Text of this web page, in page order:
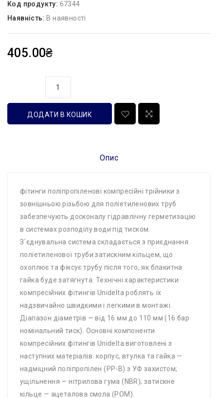
Код продукту: 67344
Наявність: В наявності
405.00₴
ДОДАТИ В КОШИК
Опис
фітинги поліпропіленові компресійні трійники з
зовнішньою різьбою для поліетиленових труб
забезпечують досконалу гідравлічну герметизацію
в системах розподілу води під тиском.
З`єднувальна система складається з приєднання
поліетиленової труби затискним кільцем, що
охоплює та фіксує трубу після того, як блакитна
гайка буде затягнута. Технічні характеристики
компресійних фітингів Unidelta роблять їх
надзвичайно швидкими і легкими в монтажі.
Діапазон діаметрів — від 16 мм до 110 мм (16 бар
номінальний тиск). Основні компоненти
компресійних фітингів Unidelta виготовлені з
наступних матеріалів: корпус, втулка та гайка —
надміцний поліпропілен (PP-B) з УФ захистом;
ущільнення — нітрилова гума (NBR); затискне
кільце — ацеталова смола (POM).